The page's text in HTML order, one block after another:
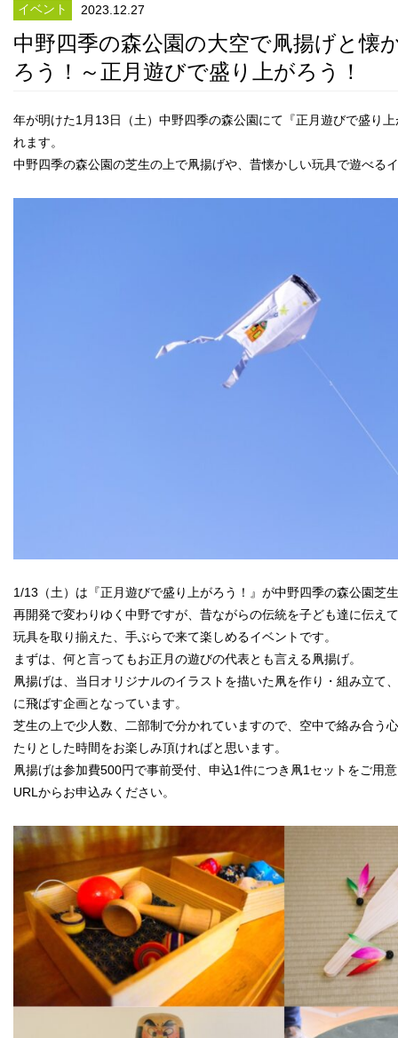
イベント 2023.12.27
中野四季の森公園の大空で凧揚げと懐
ろう！～正月遊びで盛り上がろう！
年が明けた1月13日（土）中野四季の森公園にて『正月遊びで盛り
れます。
中野四季の森公園の芝生の上で凧揚げや、昔懐かしい玩具で遊べる
1/13（土）は『正月遊びで盛り上がろう！』が中野四季の森公園芝
再開発で変わりゆく中野ですが、昔ながらの伝統を子ども達に伝え
玩具を取り揃えた、手ぶらで来て楽しめるイベントです。
まずは、何と言ってもお正月の遊びの代表とも言える凧揚げ。
凧揚げは、当日オリジナルのイラストを描いた凧を作り・組み立て
に飛ばす企画となっています。
芝生の上で少人数、二部制で分かれていますので、空中で絡み合う
たりとした時間をお楽しみ頂ければと思います。
凧揚げは参加費500円で事前受付、申込1件につき凧1セットをご用
URLからお申込みください。